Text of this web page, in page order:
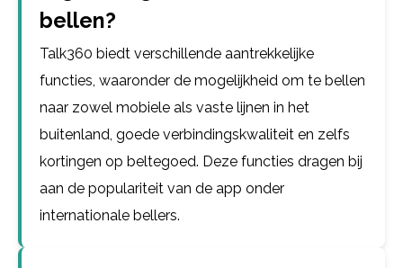
bellen?
Talk360 biedt verschillende aantrekkelijke
functies, waaronder de mogelijkheid om te bellen
naar zowel mobiele als vaste lijnen in het
buitenland, goede verbindingskwaliteit en zelfs
kortingen op beltegoed. Deze functies dragen bij
aan de populariteit van de app onder
internationale bellers.